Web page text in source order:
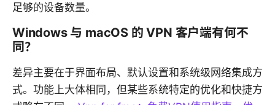
足够的设备数量。
Windows 与 macOS 的 VPN 客户端有何不
同？
差异主要在于界面布局、默认设置和系统级网络集成方
式。功能上大体相同，但某些系统特定的优化和快捷方